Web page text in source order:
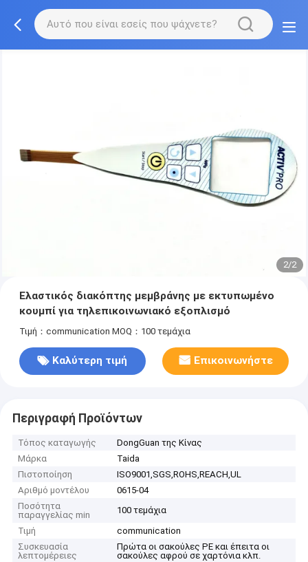
2/2
Ελαστικός διακόπτης μεμβράνης με εκτυπωμένο
κουμπί για τηλεπικοινωνιακό εξοπλισμό
Τιμή：communication MOQ：100 τεμάχια
Καλύτερη τιμή Επικοινωνήστε
Περιγραφή Προϊόντων
Τόπος καταγωγής
DongGuan της Κίνας
Μάρκα
Taida
Πιστοποίηση
ISO9001,SGS,ROHS,REACH,UL
Αριθμό μοντέλου
0615-04
Ποσότητα
παραγγελίας min
100 τεμάχια
Τιμή
communication
Συσκευασία
λεπτομέρειες
Πρώτα οι σακούλες PE και έπειτα οι
σακούλες αφρού σε χαρτόνια κλπ.